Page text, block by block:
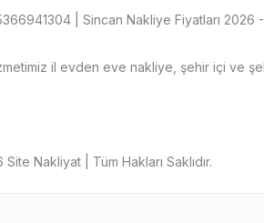
| Sincan Nakliye Fiyatları 2026
il evden eve nakliye, şehir içi ve
Nakliyat | Tüm Hakları Saklıdır.